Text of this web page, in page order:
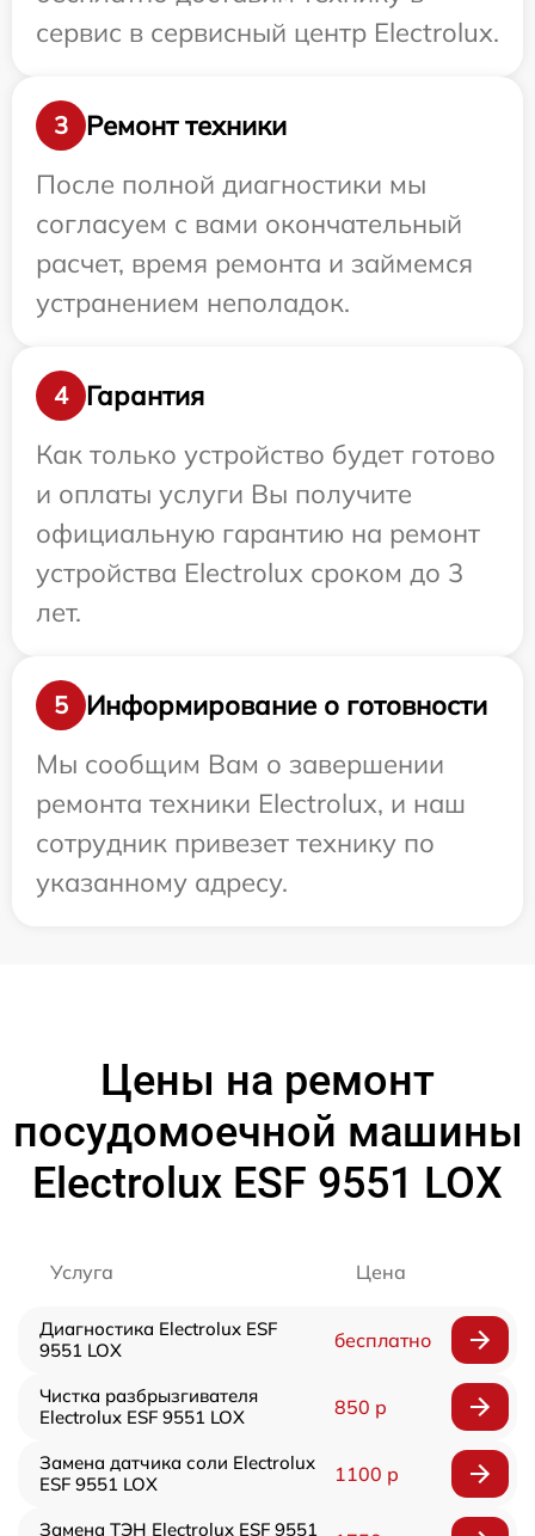
сервис в сервисный центр Electrolux.
3
Ремонт техники
После полной диагностики мы
согласуем с вами окончательный
расчет, время ремонта и займемся
устранением неполадок.
4
Гарантия
Как только устройство будет готово
и оплаты услуги Вы получите
официальную гарантию на ремонт
устройства Electrolux сроком до 3
лет.
5
Информирование о готовности
Мы сообщим Вам о завершении
ремонта техники Electrolux, и наш
сотрудник привезет технику по
указанному адресу.
Цены на ремонт
посудомоечной машины
Electrolux ESF 9551 LOX
Услуга Цена
Диагностика Electrolux ESF
9551 LOX
бесплатно
Чистка разбрызгивателя
Electrolux ESF 9551 LOX
850 р
Замена датчика соли Electrolux
ESF 9551 LOX
1100 р
Замена ТЭН Electrolux ESF 9551